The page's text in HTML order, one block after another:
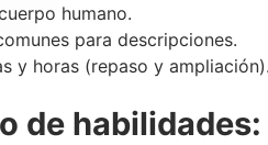
humano.
para descripciones.
y horas (repaso y ampliación).
de habilidades: